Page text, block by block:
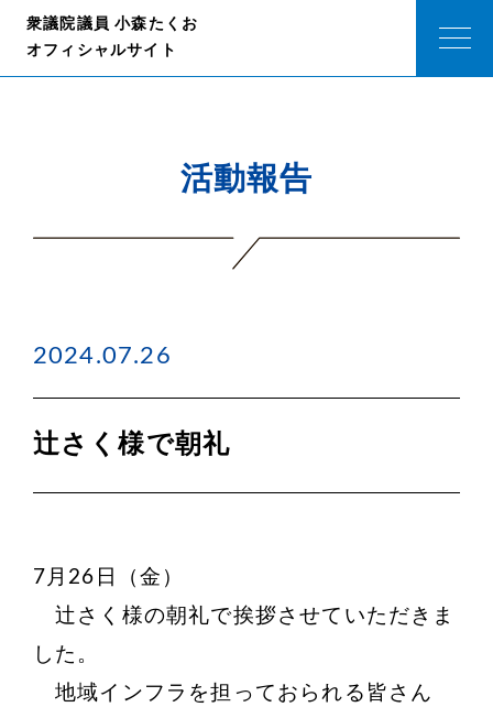
衆議院議員 小森たくお
オフィシャルサイト
活動報告
2024.07.26
辻さく様で朝礼
7月26日（金）
辻さく様の朝礼で挨拶させていただきま
した。
地域インフラを担っておられる皆さん